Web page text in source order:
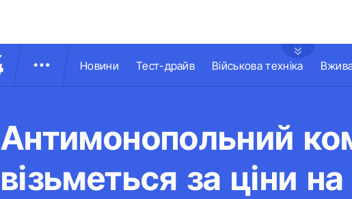
Новини Тест-драйв Військова техніка
Антимонопольний
візьметься за ціни